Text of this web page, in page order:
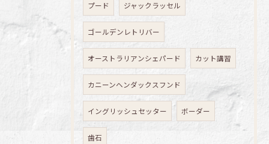
プード ジャックラッセル
ゴールデンレトリバー
オーストラリアンシェパード カット講習
カニーンヘンダックスフンド
イングリッシュセッター ボーダー
歯石